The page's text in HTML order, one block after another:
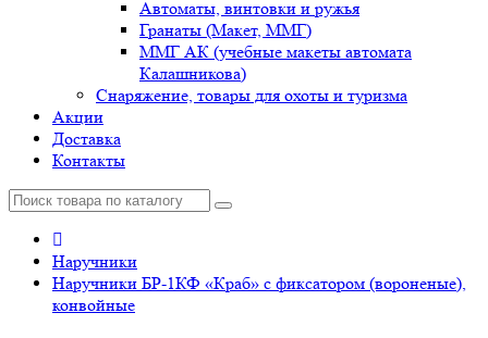
Автоматы, винтовки и ружья
Гранаты (Макет, ММГ)
ММГ АК (учебные макеты автомата
Калашникова)
Снаряжение, товары для охоты и туризма
Акции
Доставка
Контакты
Наручники
Наручники БР-1КФ «Краб» с фиксатором (вороненые),
конвойные